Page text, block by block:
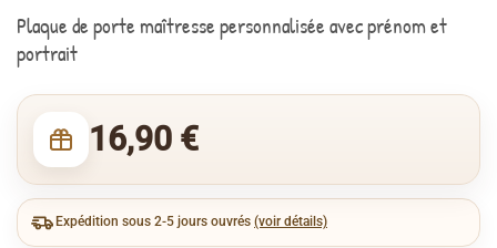
Plaque de porte maîtresse personnalisée avec prénom et
portrait
16,90 €
Expédition sous 2-5 jours ouvrés (voir détails)